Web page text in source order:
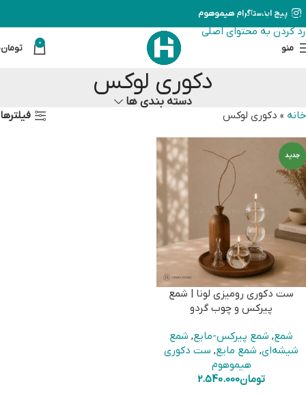
رد کردن به ناوبری
رد کردن به محتوای اصلی
پیج اینستاگرام هیموهوم
منو 0 تومان
دکوری لوکس
دسته بندی ها
خانه » دکوری لوکس فیلترها
جدید
ست دکوری رومیزی لونا | شمع
پیرکس و چوب گردو
شمع, شمع پیرکس-مایع, شمع
شیشه‌ای, شمع مایع, ست دکوری
هیموهوم
تومان2.540.000